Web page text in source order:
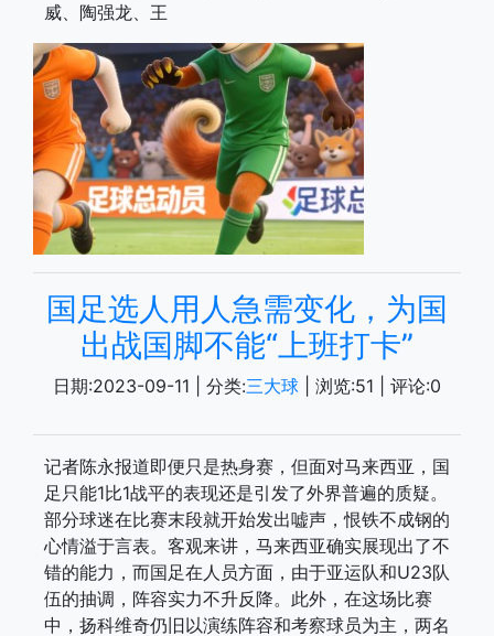
威、陶强龙、王
国足选人用人急需变化，为国
出战国脚不能“上班打卡”
日期:2023-09-11 | 分类:三大球 | 浏览:51 | 评论:0
记者陈永报道即便只是热身赛，但面对马来西亚，国
足只能1比1战平的表现还是引发了外界普遍的质疑。
部分球迷在比赛末段就开始发出嘘声，恨铁不成钢的
心情溢于言表。客观来讲，马来西亚确实展现出了不
错的能力，而国足在人员方面，由于亚运队和U23队
伍的抽调，阵容实力不升反降。此外，在这场比赛
中，扬科维奇仍旧以演练阵容和考察球员为主，两名